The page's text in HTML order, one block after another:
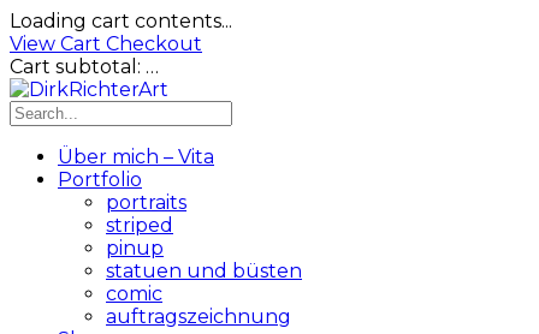
Loading cart contents...
View Cart Checkout
Cart subtotal: …
Über mich – Vita
Portfolio
portraits
striped
pinup
statuen und büsten
comic
auftragszeichnung